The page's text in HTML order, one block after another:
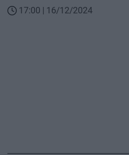
17:00 | 16/12/2024